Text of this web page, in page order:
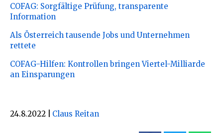
COFAG: Sorgfältige Prüfung, transparente
Information
Als Österreich tausende Jobs und Unternehmen
rettete
COFAG-Hilfen: Kontrollen bringen Viertel-Milliarde
an Einsparungen
24.8.2022 Claus Reitan